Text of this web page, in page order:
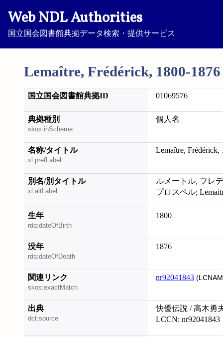
Web NDL Authorities
国立国会図書館典拠データ検索・提供サービス
Lemaître, Frédérick, 1800-1876
国立国会図書館典拠ID 01069576
典拠種別
skos:inScheme
個人名
名称/タイトル
xl:prefLabel
Lemaître, Frédérick,
別名/別タイトル
xl:altLabel
ルメートル, フレ
プロスペル;
生年
rda:dateOfBirth
1800
没年
rda:dateOfDeath
1876
関連リンク
skos:exactMatch
nr92041843
出典
dct:source
快優伝説 / 高木勇
LCCN: nr92041843